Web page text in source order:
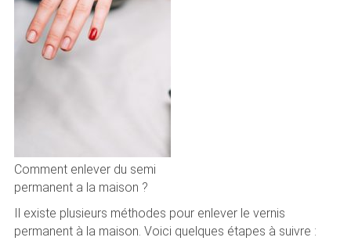
Comment enlever du semi
permanent a la maison ?
Il existe plusieurs méthodes pour enlever le vernis
permanent à la maison. Voici quelques étapes à suivre :